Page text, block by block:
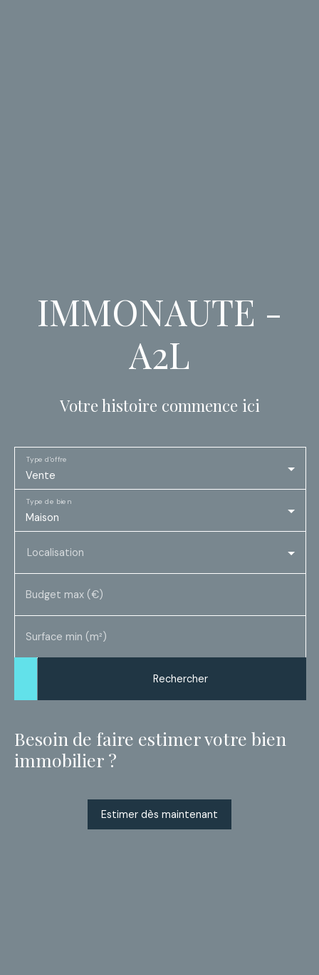
IMMONAUTE -
A2L
Votre histoire commence ici
Vente
Type d'offre
Maison
Type de bien
Localisation
Budget max (€)
Surface min (m²)
Rechercher
Besoin de faire estimer votre bien
immobilier ?
Estimer dès maintenant